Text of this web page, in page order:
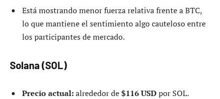
Está mostrando menor fuerza relativa frente a BTC,
lo que mantiene el sentimiento algo cauteloso entre
los participantes de mercado.
Solana (SOL)
Precio actual:alrededor de$116 USDpor SOL.